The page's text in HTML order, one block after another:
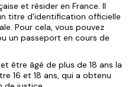
et résider en France. Il
titre d'identification officielle
Pour cela, vous pouvez
un passeport en cours de
être âgé de plus de 18 ans la
16 et 18 ans, qui a obtenu